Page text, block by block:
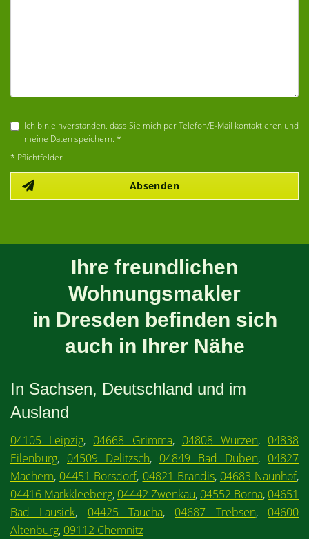
Ich bin einverstanden, dass Sie mich per Telefon/E-Mail kontaktieren und
meine Daten speichern. *
* Pflichtfelder
Absenden
Ihre freundlichen
Wohnungsmakler
in Dresden befinden sich
auch in Ihrer Nähe
In Sachsen, Deutschland und im
Ausland
04105 Leipzig, 04668 Grimma, 04808 Wurzen, 04838
Eilenburg, 04509 Delitzsch, 04849 Bad Düben, 04827
Machern, 04451 Borsdorf, 04821 Brandis, 04683 Naunhof,
04416 Markkleeberg, 04442 Zwenkau, 04552 Borna, 04651
Bad Lausick, 04425 Taucha, 04687 Trebsen, 04600
Altenburg, 09112 Chemnitz